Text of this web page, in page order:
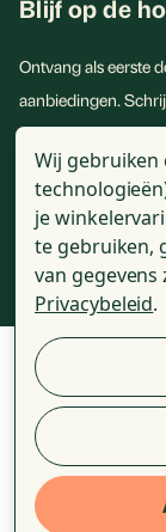
Blijf op de
Ontvang als eerste
aanbiedingen.
E-
mailadres
© 2026 - Golden
Review
Wij gebruiken
je
te gebruiken,
van gegevens
Privacybeleid.